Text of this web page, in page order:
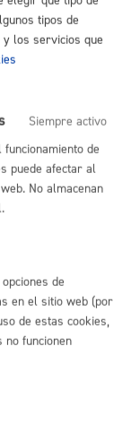
3 meses
tipos de
los servicios que
Siempre activo
de
puede afectar al
No almacenan
de
en el sitio web (por
de estas cookies,
no funcionen